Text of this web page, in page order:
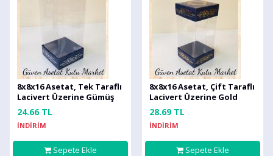
8x8x16 Asetat, Tek Taraflı
Lacivert Üzerine Gümüş
Saray Desenli Kutu
24.66 TL
İNDİRİM
Sepete Ekle
8x8x16 Asetat, Çift Taraflı
Lacivert Üzerine Gold
Saray Desenli Kutu
28.69 TL
İNDİRİM
Sepete Ekle